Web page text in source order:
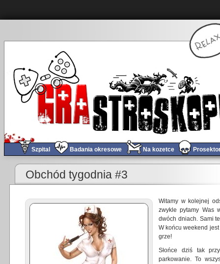
Szpital Badania okresowe Na kozetce
Hard Reset za parę złotych
Obchód tygodnia #3
Witamy w kolejnej
zwykle pytamy Was
dwóch dniach. Sami
W końcu weekend
grze!
Słońce dziś tak
parkowanie. To